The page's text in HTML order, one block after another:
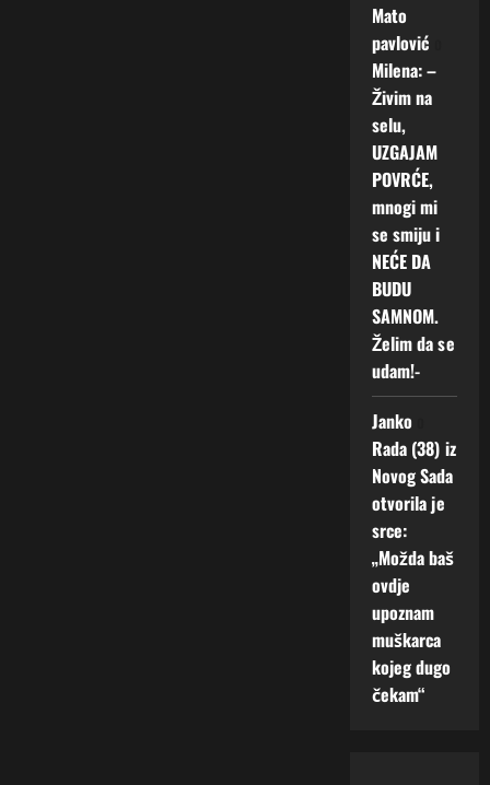
Mato
pavlović
Milena: –
Živim na
selu,
UZGAJAM
POVRĆE,
mnogi mi
se smiju i
NEĆE DA
BUDU
SAMNOM.
Želim da se
udam!-
Janko
Rada (38) iz
Novog Sada
otvorila je
srce:
„Možda baš
ovdje
upoznam
muškarca
kojeg dugo
čekam“